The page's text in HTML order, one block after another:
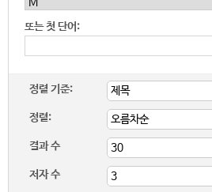
또는 첫 단어:
정렬 기준:
정렬:
결과 수
저자 수